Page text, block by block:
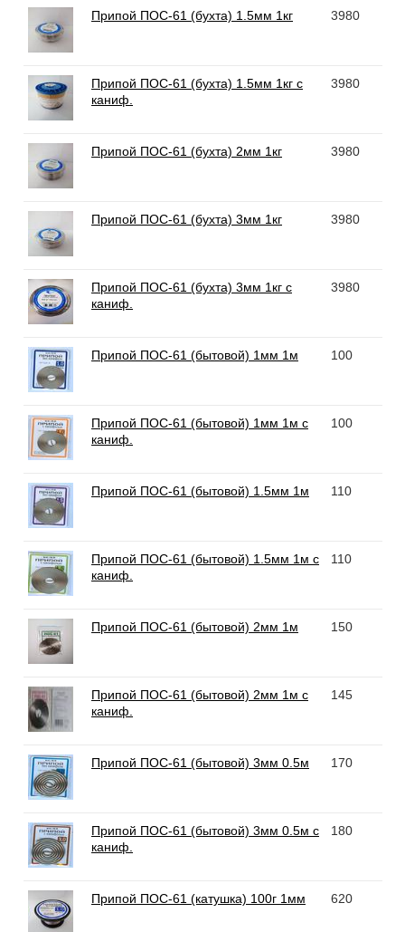
Припой ПОС-61 (бухта) 1.5мм 1кг 3980
Припой ПОС-61 (бухта) 1.5мм 1кг с
каниф.
3980
Припой ПОС-61 (бухта) 2мм 1кг 3980
Припой ПОС-61 (бухта) 3мм 1кг 3980
Припой ПОС-61 (бухта) 3мм 1кг с
каниф.
3980
Припой ПОС-61 (бытовой) 1мм 1м 100
Припой ПОС-61 (бытовой) 1мм 1м с
каниф.
100
Припой ПОС-61 (бытовой) 1.5мм 1м 110
Припой ПОС-61 (бытовой) 1.5мм 1м с
каниф.
110
Припой ПОС-61 (бытовой) 2мм 1м 150
Припой ПОС-61 (бытовой) 2мм 1м с
каниф.
145
Припой ПОС-61 (бытовой) 3мм 0.5м 170
Припой ПОС-61 (бытовой) 3мм 0.5м с
каниф.
180
Припой ПОС-61 (катушка) 100г 1мм 620